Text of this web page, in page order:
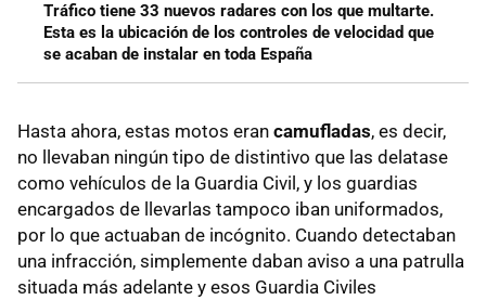
Tráfico tiene 33 nuevos radares con los que multarte.
Esta es la ubicación de los controles de velocidad que
se acaban de instalar en toda España
Hasta ahora, estas motos eran camufladas, es decir,
no llevaban ningún tipo de distintivo que las delatase
como vehículos de la Guardia Civil, y los guardias
encargados de llevarlas tampoco iban uniformados,
por lo que actuaban de incógnito. Cuando detectaban
una infracción, simplemente daban aviso a una patrulla
situada más adelante y esos Guardia Civiles